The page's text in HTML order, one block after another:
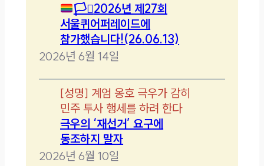
🏳️‍⚧️2026년 제27회
서울퀴어퍼레이드에
참가했습니다!(26.06.13)
2026년 6월 14일
[성명] 계엄 옹호 극우가 감히
민주 투사 행세를 하려 한다
극우의 ‘재선거’ 요구에
동조하지 말자
2026년 6월 10일